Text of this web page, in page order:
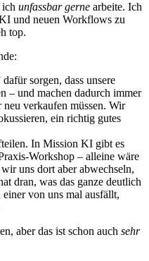
ich unfassbar gerne arbeite. Ich
und neuen Workflows zu
top.
sorgen, dass unsere
– und machen dadurch immer
verkaufen müssen. Wir
ein richtig gutes
In Mission KI gibt es
Workshop – alleine wäre
uns dort aber abwechseln,
dran, was das ganze deutlich
von uns mal ausfällt,
aber das ist schon auch sehr